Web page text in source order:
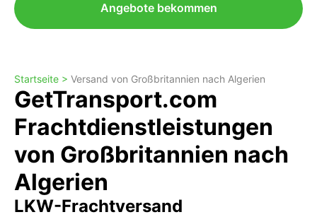
Angebote bekommen
Startseite > Versand von Großbritannien nach Algerien
GetTransport.com
Frachtdienstleistungen
von Großbritannien nach
Algerien
LKW-Frachtversand